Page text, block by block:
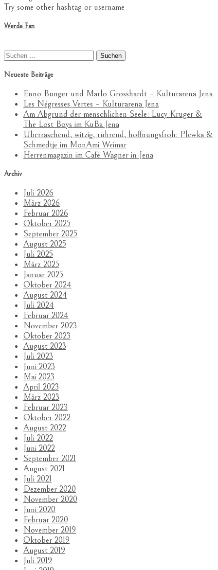
Try some other hashtag or username
Werde Fan
Suchen
Neueste Beiträge
Enno Bunger und Marlo Grosshardt – Kulturarena Jena
Les Négresses Vertes – Kulturarena Jena
Am Abgrund der menschlichen Seele: Lucy Kruger &
The Lost Boys im KuBa Jena
Überraschend, witzig, rührend, hoffnungsfroh: Plewka &
Schmedtje im MonAmi Weimar
Herrenmagazin im Café Wagner in Jena
Archiv
Juli 2026
März 2026
Februar 2026
Oktober 2025
September 2025
August 2025
Juli 2025
März 2025
Januar 2025
Oktober 2024
August 2024
Juli 2024
Februar 2024
November 2023
Oktober 2023
August 2023
Juli 2023
Juni 2023
Mai 2023
April 2023
März 2023
Februar 2023
Oktober 2022
August 2022
Juli 2022
Juni 2022
September 2021
August 2021
Juli 2021
Dezember 2020
November 2020
Juni 2020
Februar 2020
November 2019
Oktober 2019
August 2019
Juli 2019